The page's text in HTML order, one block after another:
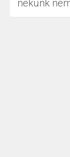
nekünk